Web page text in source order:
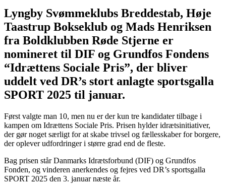
Lyngby Svømmeklubs Breddestab, Høje
Taastrup Bokseklub og Mads Henriksen
fra Boldklubben Røde Stjerne er
nomineret til DIF og Grundfos Fondens
“Idrættens Sociale Pris”, der bliver
uddelt ved DR’s stort anlagte sportsgalla
SPORT 2025 til januar.
Først valgte man 10, men nu er der kun tre kandidater tilbage i
kampen om Idrættens Sociale Pris. Prisen hylder idrætsinitiativer,
der gør noget særligt for at skabe trivsel og fællesskaber for borgere,
der oplever udfordringer i større grad end de fleste.
Bag prisen står Danmarks Idrætsforbund (DIF) og Grundfos
Fonden, og vinderen anerkendes og fejres ved DR’s sportsgalla
SPORT 2025 den 3. januar næste år.